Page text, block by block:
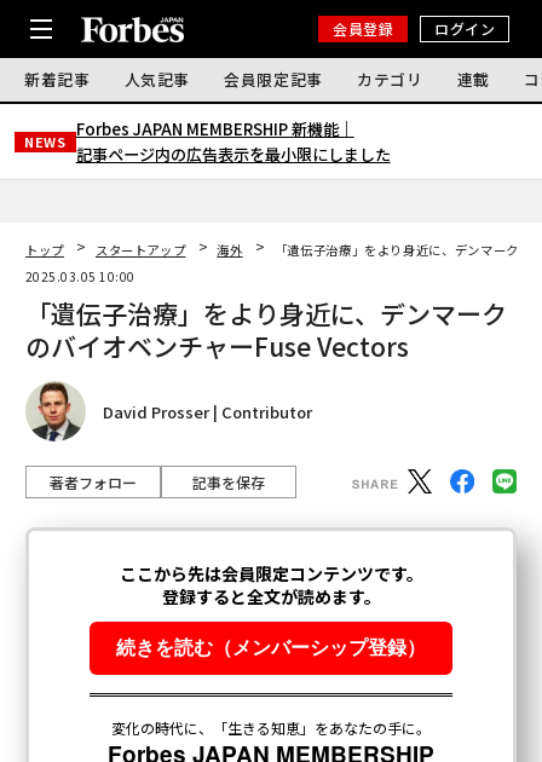
会員登録 ログイン
新着記事 人気記事 会員限定記事 カテゴリ 連載
NEWS
Forbes JAPAN MEMBERSHIP 新機能｜
記事ページ内の広告表示を最小限にしました
トップ スタートアップ 海外
「遺伝子治療」をより身近に、デンマーク
2025.03.05 10:00
「遺伝子治療」をより身近に、デンマーク
のバイオベンチャーFuse Vectors
David Prosser | Contributor
著者フォロー 記事を保存